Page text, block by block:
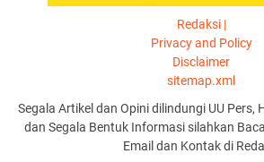
Redaksi |
Privacy and Policy
Disclaimer
sitemap.xml
Segala Artikel dan Opini dilindungi UU Pers,
dan Segala Bentuk Informasi silahkan
Email dan Kontak di